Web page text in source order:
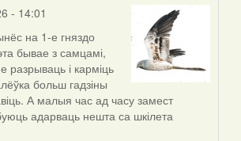
- 14:01
на 1-е гняздо
бывае з самцамі,
разрываць і карміць
больш гадзіны
А малыя час ад часу замест
адарваць нешта са шкілета